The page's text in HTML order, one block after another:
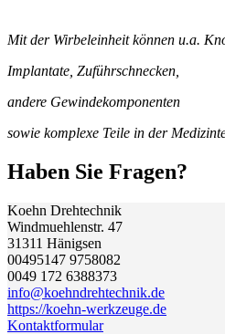
Mit der Wirbeleinheit können u.a.
Implantate, Zuführschnecken,
andere Gewindekomponenten
sowie komplexe Teile in der
Haben Sie Fragen?
Koehn Drehtechnik
Windmuehlenstr. 47
31311 Hänigsen
00495147 9758082
0049 172 6388373
info@koehndrehtechnik.de
https://koehn-werkzeuge.de
Kontaktformular